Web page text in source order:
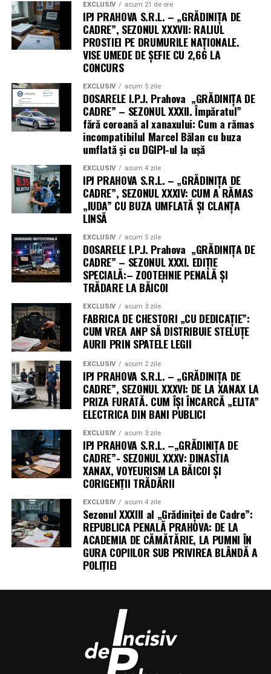
EXCLUSIV acum 21 de ore
IPJ PRAHOVA S.R.L. – „GRĂDINIȚA DE
CADRE”, SEZONUL XXXVII: RALIUL
PROSTIEI PE DRUMURILE NAȚIONALE.
VISE UMEDE DE ȘEFIE CU 2,66 LA
CONCURS
EXCLUSIV acum 5 zile
DOSARELE I.P.J. Prahova „GRĂDINIȚA DE
CADRE” – SEZONUL XXXII. Împăratul”
fără coroană al xanaxului: Cum a rămas
incompatibilul Marcel Bălan cu buza
umflată și cu DGIPI-ul la ușă
EXCLUSIV acum 4 zile
IPJ PRAHOVA S.R.L. – „GRĂDINIȚA DE
CADRE”, SEZONUL XXXIV: CUM A RĂMAS
„IUDA” CU BUZA UMFLATĂ ȘI CLANȚA
LINSĂ
EXCLUSIV acum 5 zile
DOSARELE I.P.J. Prahova „GRĂDINIȚA DE
CADRE” – SEZONUL XXXI. EDIȚIE
SPECIALĂ:– ZOOTEHNIE PENALĂ ȘI
TRĂDARE LA BĂICOI
EXCLUSIV acum 3 zile
FABRICA DE CHESTORI „CU DEDICAȚIE”:
CUM VREA ANP SĂ DISTRIBUIE STELUȚE
AURII PRIN SPATELE LEGII
EXCLUSIV acum 2 zile
IPJ PRAHOVA S.R.L. – „GRĂDINIȚA DE
CADRE”, SEZONUL XXXVI: DE LA XANAX LA
PRIZA FURATĂ. CUM ÎȘI ÎNCARCĂ „ELITA”
ELECTRICA DIN BANI PUBLICI
EXCLUSIV acum 3 zile
IPJ PRAHOVA S.R.L. –„GRĂDINIȚA DE
CADRE”- SEZONUL XXXV: DINASTIA
XANAX, VOYEURISM LA BĂICOI ȘI
CORIGENȚII TRĂDĂRII
EXCLUSIV acum 4 zile
Sezonul XXXIII al „Grădiniței de Cadre”:
REPUBLICA PENALĂ PRAHOVA: DE LA
ACADEMIA DE CĂMĂTĂRIE, LA PUMNI ÎN
GURA COPIILOR SUB PRIVIREA BLÂNDĂ A
POLIȚIEI